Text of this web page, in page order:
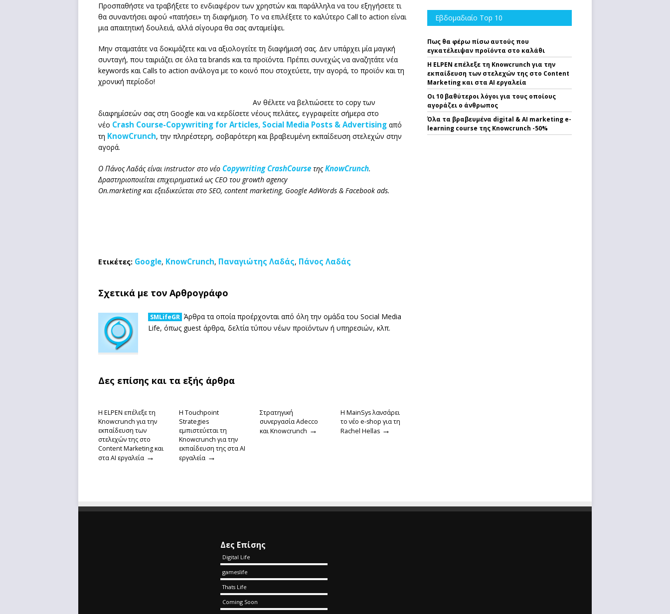
Προσπαθήστε να τραβήξετε το ενδιαφέρον των χρηστών και παράλληλα να του εξηγήσετε τι
θα συναντήσει αφού «πατήσει» τη διαφήμιση. Το να επιλέξετε το καλύτερο Call to action είναι
μια απαιτητική δουλειά, αλλά σίγουρα θα σας ανταμείψει.
Μην σταματάτε να δοκιμάζετε και να αξιολογείτε τη διαφήμισή σας. Δεν υπάρχει μία μαγική
συνταγή, που ταιριάζει σε όλα τα brands και τα προϊόντα. Πρέπει συνεχώς να αναζητάτε νέα
keywords και Calls to action ανάλογα με το κοινό που στοχεύετε, την αγορά, το προϊόν και τη
χρονική περίοδο!
Αν θέλετε να βελτιώσετε το copy των
διαφημίσεών σας στη Google και να κερδίσετε νέους πελάτες, εγγραφείτε σήμερα στο
νέο Crash Course-Copywriting for Articles, Social Media Posts & Advertising από
τη KnowCrunch, την πληρέστερη, σοβαρότερη και βραβευμένη εκπαίδευση στελεχών στην
αγορά.
Ο Πάνος Λαδάς είναι instructor στο νέο Copywriting CrashCourse τηςKnowCrunch.
Δραστηριοποιείται επιχειρηματικά ως CEO του growth agency
On.marketing και εξειδικεύεται στo SEO, content marketing, Google AdWords & Facebook ads.
Ετικέτες: Google, KnowCrunch, Παναγιώτης Λαδάς, Πάνος Λαδάς
Σχετικά με τον Αρθρογράφο
SMLifeGR Άρθρα τα οποία προέρχονται από όλη την ομάδα του Social Media
Life, όπως guest άρθρα, δελτία τύπου νέων προϊόντων ή υπηρεσιών, κλπ.
Δες επίσης και τα εξής άρθρα
Η ELPEN επέλεξε τη
Knowcrunch για την
εκπαίδευση των
στελεχών της στο
Content Marketing και
στα AI εργαλεία →
Η Touchpoint
Strategies
εμπιστεύεται τη
Knowcrunch για την
εκπαίδευση της στα ΑΙ
εργαλεία →
Στρατηγική
συνεργασία Adecco
και Knowcrunch →
Η MainSys λανσάρει
το νέο e-shop για τη
Rachel Hellas →
Εβδομαδιαίο Top 10
Πως θα φέρω πίσω αυτούς που
εγκατέλειψαν προϊόντα στο καλάθι
Η ELPEN επέλεξε τη Knowcrunch για την
εκπαίδευση των στελεχών της στο Content
Marketing και στα AI εργαλεία
Οι 10 βαθύτεροι λόγοι για τους οποίους
αγοράζει ο άνθρωπος
Όλα τα βραβευμένα digital & AI marketing e-
learning course της Knowcrunch -50%
Δες Επίσης
Digital Life
gameslife
Thats Life
Coming Soon